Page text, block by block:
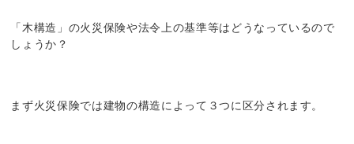
「木構造」の火災保険や法令上の基準等はどうなっているので
しょうか？
まず火災保険では建物の構造によって３つに区分されます。